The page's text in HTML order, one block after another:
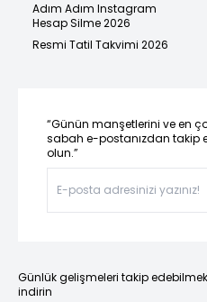
Adım Adım Instagram
Hesap Silme 2026
Resmi Tatil Takvimi 2026
“Günün manşetlerini ve en
sabah e-postanızdan takip
olun.”
Günlük gelişmeleri takip
indirin